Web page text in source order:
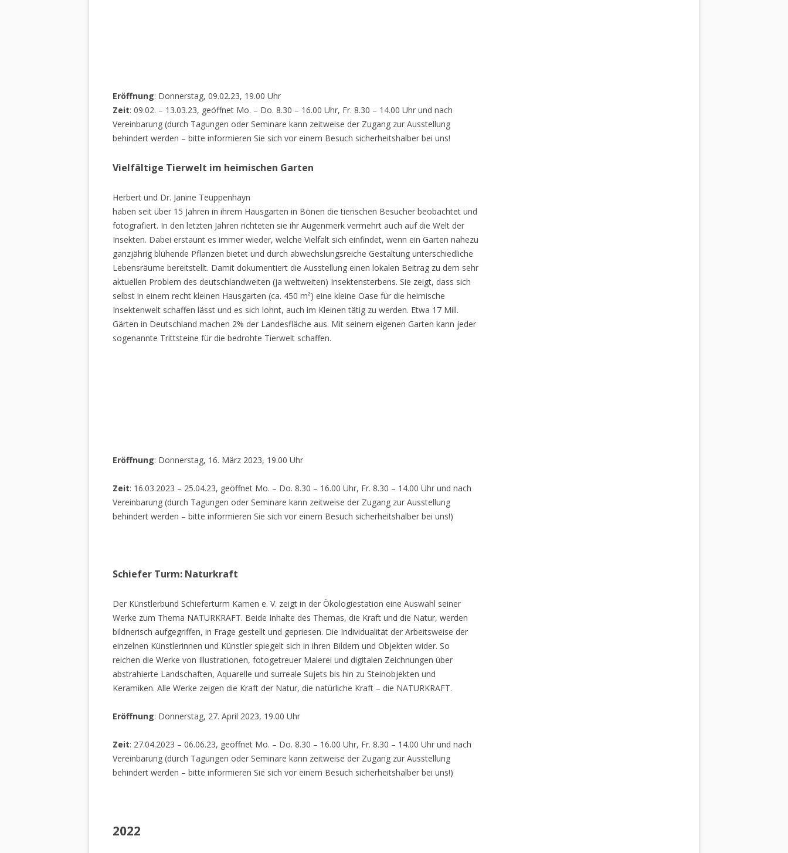
Eröffnung: Donnerstag, 09.02.23, 19.00 Uhr
Zeit: 09.02. – 13.03.23, geöffnet Mo. – Do. 8.30 – 16.00 Uhr, Fr. 8.30 – 14.00 Uhr und nach
Vereinbarung (durch Tagungen oder Seminare kann zeitweise der Zugang zur Ausstellung
behindert werden – bitte informieren Sie sich vor einem Besuch sicherheitshalber bei uns!
Vielfältige Tierwelt im heimischen Garten
Herbert und Dr. Janine Teuppenhayn
haben seit über 15 Jahren in ihrem Hausgarten in Bönen die tierischen Besucher beobachtet und
fotografiert. In den letzten Jahren richteten sie ihr Augenmerk vermehrt auch auf die Welt der
Insekten. Dabei erstaunt es immer wieder, welche Vielfalt sich einfindet, wenn ein Garten nahezu
ganzjährig blühende Pflanzen bietet und durch abwechslungsreiche Gestaltung unterschiedliche
Lebensräume bereitstellt. Damit dokumentiert die Ausstellung einen lokalen Beitrag zu dem sehr
aktuellen Problem des deutschlandweiten (ja weltweiten) Insektensterbens. Sie zeigt, dass sich
selbst in einem recht kleinen Hausgarten (ca. 450 m²) eine kleine Oase für die heimische
Insektenwelt schaffen lässt und es sich lohnt, auch im Kleinen tätig zu werden. Etwa 17 Mill.
Gärten in Deutschland machen 2% der Landesfläche aus. Mit seinem eigenen Garten kann jeder
sogenannte Trittsteine für die bedrohte Tierwelt schaffen.
Eröffnung: Donnerstag, 16. März 2023, 19.00 Uhr
Zeit: 16.03.2023 – 25.04.23, geöffnet Mo. – Do. 8.30 – 16.00 Uhr, Fr. 8.30 – 14.00 Uhr und nach
Vereinbarung (durch Tagungen oder Seminare kann zeitweise der Zugang zur Ausstellung
behindert werden – bitte informieren Sie sich vor einem Besuch sicherheitshalber bei uns!)
Schiefer Turm: Naturkraft
Der Künstlerbund Schieferturm Kamen e. V. zeigt in der Ökologiestation eine Auswahl seiner
Werke zum Thema NATURKRAFT. Beide Inhalte des Themas, die Kraft und die Natur, werden
bildnerisch aufgegriffen, in Frage gestellt und gepriesen. Die Individualität der Arbeitsweise der
einzelnen Künstlerinnen und Künstler spiegelt sich in ihren Bildern und Objekten wider. So
reichen die Werke von Illustrationen, fotogetreuer Malerei und digitalen Zeichnungen über
abstrahierte Landschaften, Aquarelle und surreale Sujets bis hin zu Steinobjekten und
Keramiken. Alle Werke zeigen die Kraft der Natur, die natürliche Kraft – die NATURKRAFT.
Eröffnung: Donnerstag, 27. April 2023, 19.00 Uhr
Zeit: 27.04.2023 – 06.06.23, geöffnet Mo. – Do. 8.30 – 16.00 Uhr, Fr. 8.30 – 14.00 Uhr und nach
Vereinbarung (durch Tagungen oder Seminare kann zeitweise der Zugang zur Ausstellung
behindert werden – bitte informieren Sie sich vor einem Besuch sicherheitshalber bei uns!)
2022